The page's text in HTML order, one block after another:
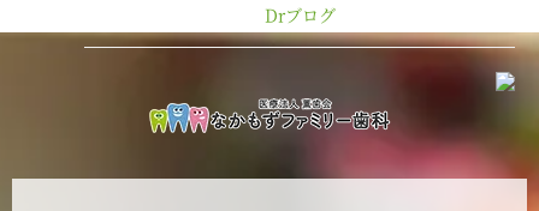
2024年12月
2024年11月
Drブログ